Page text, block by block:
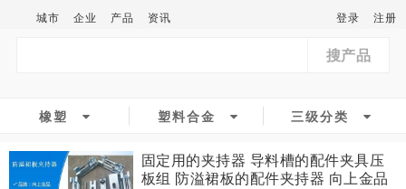
城市 企业 产品 资讯 登录 注册
搜产品
橡塑 塑料合金 三级分类
固定用的夹持器 导料槽的配件夹具压
板组 防溢裙板的配件夹持器 向上金品